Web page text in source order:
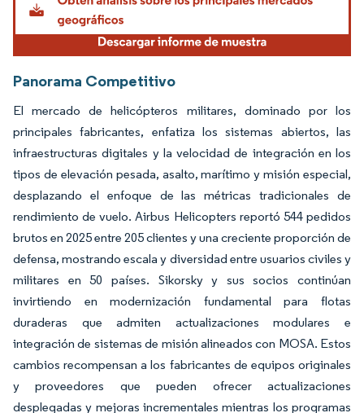
Panorama Competitivo
El mercado de helicópteros militares, dominado por los
principales fabricantes, enfatiza los sistemas abiertos, las
infraestructuras digitales y la velocidad de integración en los
tipos de elevación pesada, asalto, marítimo y misión especial,
desplazando el enfoque de las métricas tradicionales de
rendimiento de vuelo. Airbus Helicopters reportó 544 pedidos
brutos en 2025 entre 205 clientes y una creciente proporción de
defensa, mostrando escala y diversidad entre usuarios civiles y
militares en 50 países. Sikorsky y sus socios continúan
invirtiendo en modernización fundamental para flotas
duraderas que admiten actualizaciones modulares e
integración de sistemas de misión alineados con MOSA. Estos
cambios recompensan a los fabricantes de equipos originales
y proveedores que pueden ofrecer actualizaciones
desplegadas y mejoras incrementales mientras los programas